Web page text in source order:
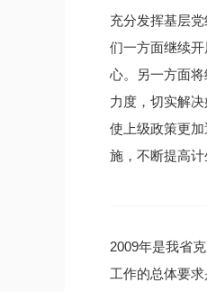
充分发挥基层
们一方面继续
心。另一方面
力度，切实解
使上级政策更
施，不断提高
2009年是我省
工作的总体要